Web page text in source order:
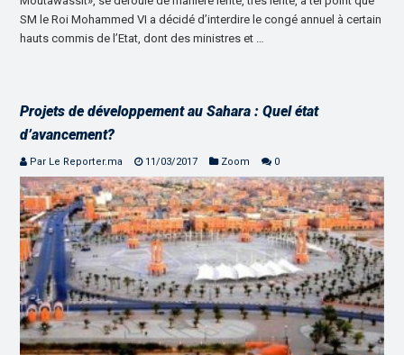
SM le Roi Mohammed VI a décidé d’interdire le congé annuel à certain
hauts commis de l’Etat, dont des ministres et …
Projets de développement au Sahara : Quel état
d’avancement?
Par Le Reporter.ma 11/03/2017 Zoom 0